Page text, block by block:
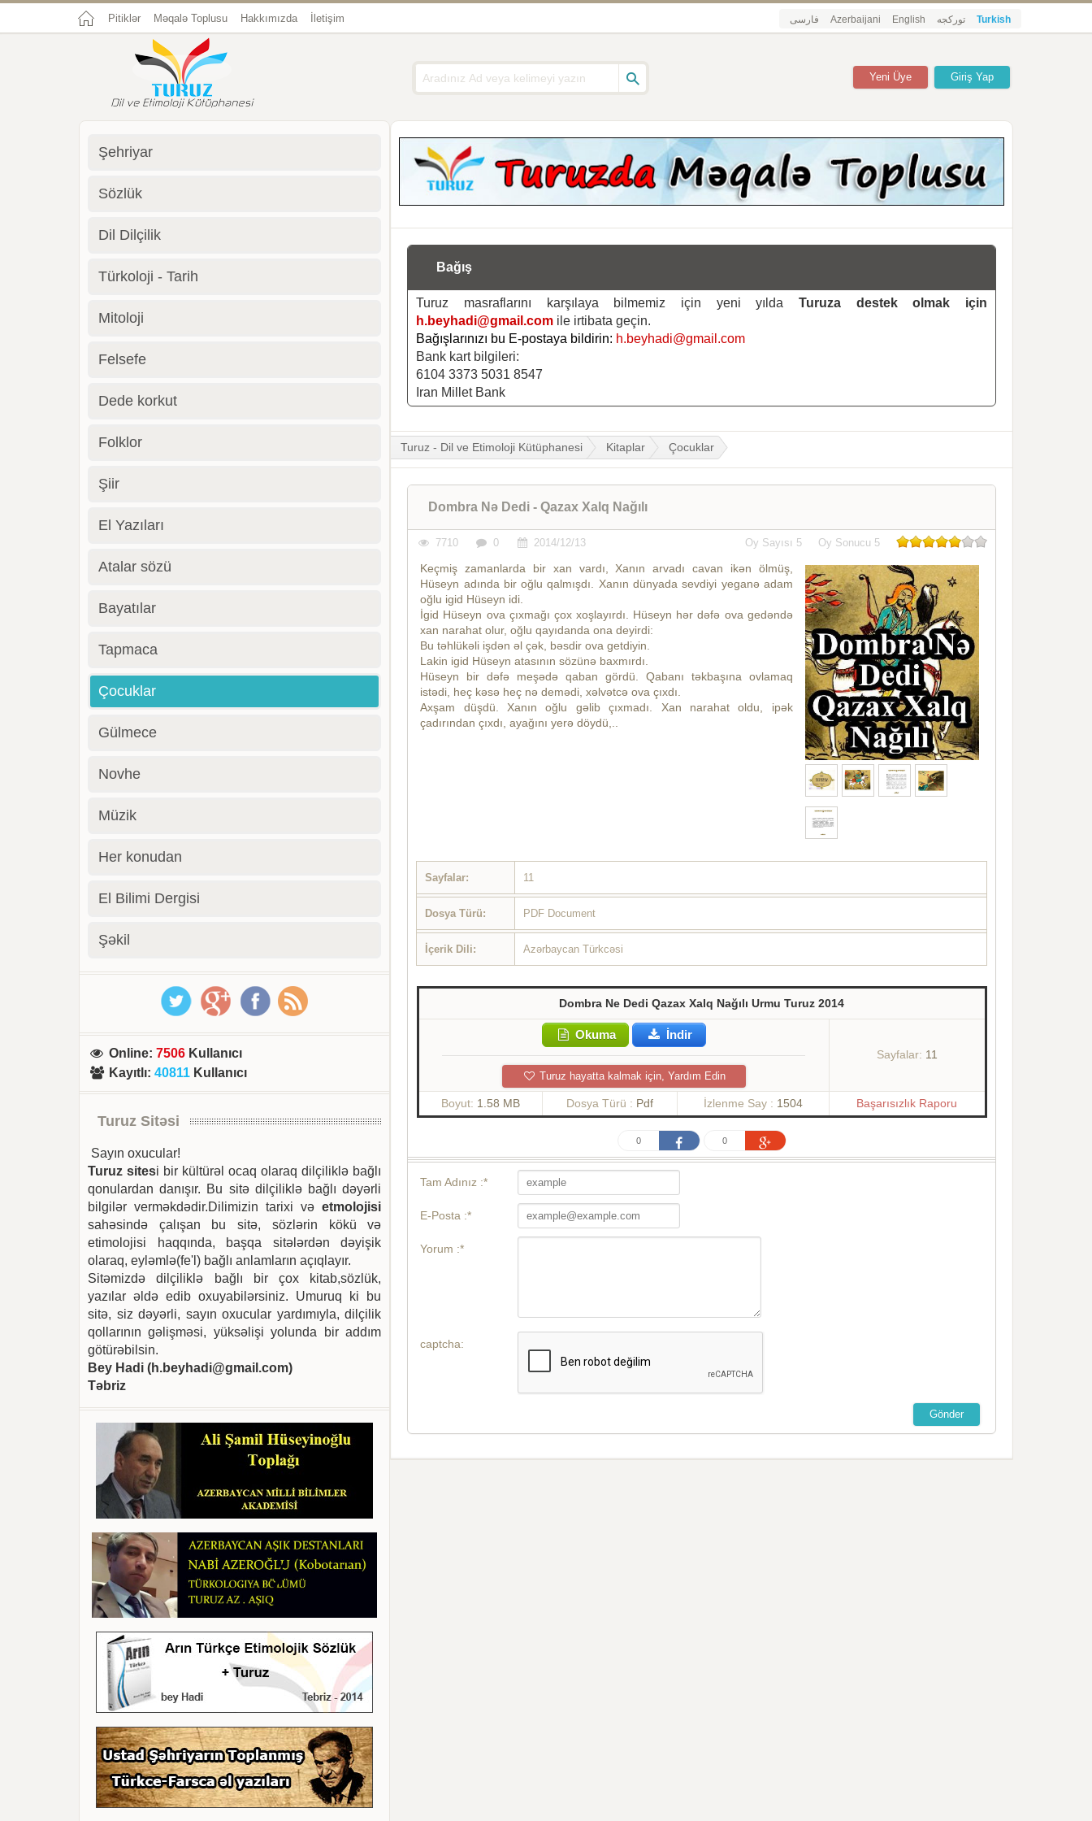
Pitiklər Məqalə Toplusu Hakkımızda İletişim فارسی Azerbaijani English تورکجه Turkish
Giriş Yap
Yeni Üye
Bağış
Turuz masraflarını karşılaya bilmemiz için yeni yıldaTuruza destek olmak için
h.beyhadi@gmail.com ile irtibata geçin.
Bağışlarınızı bu E-postaya bildirin: h.beyhadi@gmail.com
Bank kart bilgileri:
6104 3373 5031 8547
Iran Millet Bank
Turuz - Dil ve Etimoloji Kütüphanesi Kitaplar Çocuklar
Dombra Nə Dedi - Qazax Xalq Nağılı
7710 0 2014/12/13 Oy Sayısı 5 Oy Sonucu 5
Keçmiş zamanlarda bir xan vardı, Xanın arvadı cavan ikәn ölmüş,
Hüseyn adında bir oğlu qalmışdı. Xanın dünyada sevdiyi yeganә adam
oğlu igid Hüseyn idi.
İgid Hüseyn ova çıxmağı çox xoşlayırdı. Hüseyn һәr dәfә ova gedәndә
xan naraһat olur, oğlu qayıdanda ona deyirdi:
Bu tәһlükәli işdәn әl çәk, bәsdir ova getdiyin.
Lakin igid Hüseyn atasının sözünә baxmırdı.
Hüseyn bir dәfә meşәdә qaban gördü. Qabanı tәkbaşına ovlamaq
istәdi, һeç kәsә һeç nә demәdi, xәlvәtcә ova çıxdı.
Axşam düşdü. Xanın oğlu gәlib çıxmadı. Xan naraһat oldu, ipәk
çadırından çıxdı, ayağını yerә döydü,..
Sayfalar: 11
Dosya Türü: PDF Document
İçerik Dili: Azərbaycan Türkcəsi
Dombra Ne Dedi Qazax Xalq Nağılı Urmu Turuz 2014
Okuma İndir
Turuz hayatta kalmak için, Yardım Edin
Sayfalar: 11
Boyut: 1.58 MB Dosya Türü : Pdf İzlenme Say : 1504 Başarısızlık Raporu
0 0
Tam Adınız :*
E-Posta :*
Yorum :*
captcha:
Şehriyar
Sözlük
Dil Dilçilik
Türkoloji - Tarih
Mitoloji
Felsefe
Dede korkut
Folklor
Şiir
El Yazıları
Atalar sözü
Bayatılar
Tapmaca
Çocuklar
Gülmece
Novhe
Müzik
Her konudan
El Bilimi Dergisi
Şəkil
Online:7506 Kullanıcı
Kayıtlı:40811 Kullanıcı
Turuz Sitəsi
Sayın oxucular!
Turuz sitesi bir kültürəl ocaq olaraq dilçiliklə bağlı
qonulardan danışır. Bu sitə dilçiliklə bağlı dəyərli
bilgilər verməkdədir.Dilimizin tarixi vəetmolojisi
sahəsində çalışan bu sitə, sözlərin kökü və
etimolojisi haqqında, başqa sitələrdən dəyişik
olaraq, eyləmlə(fe'l) bağlı anlamların açıqlayır.
Sitəmizdə dilçiliklə bağlı bir çox kitab,sözlük,
yazılar əldə edib oxuyabilərsiniz. Umuruq ki bu
sitə, siz dəyərli, sayın oxucular yardımıyla, dilçilik
qollarının gəlişməsi, yüksəlişi yolunda bir addım
götürəbilsin.
Bey Hadi (h.beyhadi@gmail.com)
Təbriz